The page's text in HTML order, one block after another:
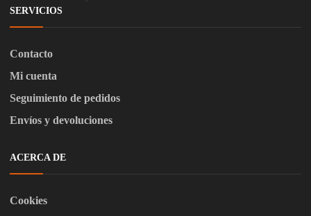
SERVICIOS
Contacto
Mi cuenta
Seguimiento de pedidos
Envíos y devoluciones
ACERCA DE
Cookies